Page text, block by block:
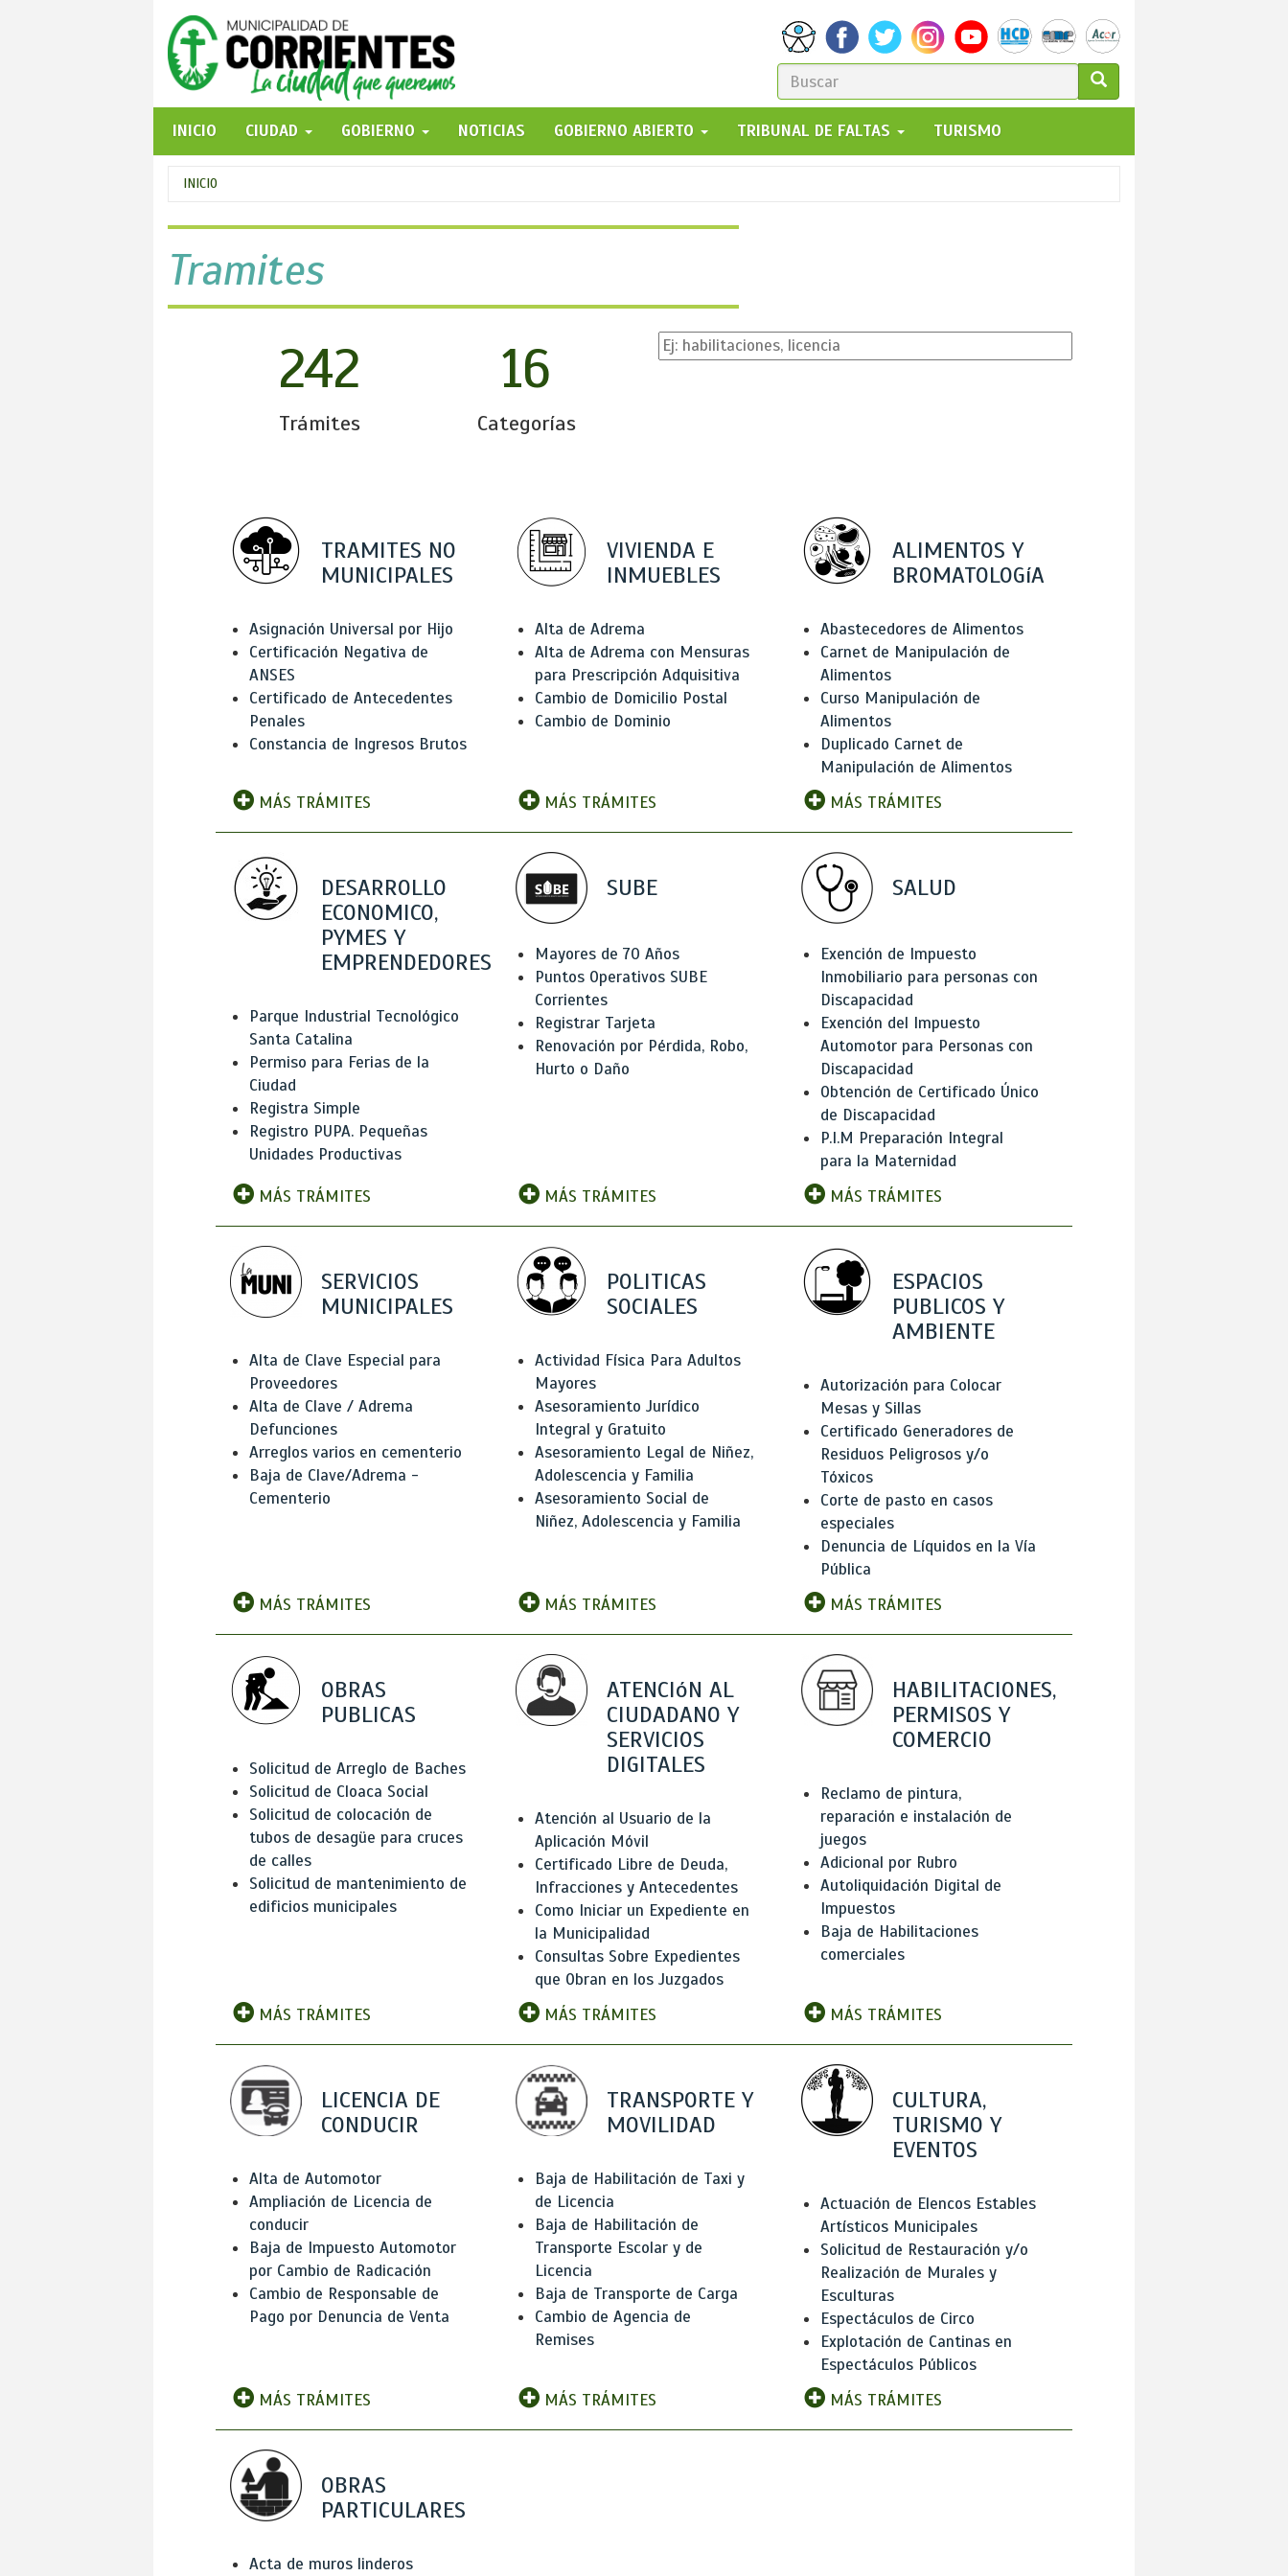
FORMULARIO
DE
BÚSQUEDA
GO!
INICIO
CIUDAD GOBIERNO NOTICIAS GOBIERNO ABIERTO TRIBUNAL DE FALTAS TURISMO
Se
encuentra
usted
aquí
INICIO
Tramites
242
Trámites
16
Categorías
TRAMITES NO
MUNICIPALES
Asignación Universal por Hijo
Certificación Negativa de
ANSES
Certificado de Antecedentes
Penales
Constancia de Ingresos Brutos
MÁS TRÁMITES
VIVIENDA E
INMUEBLES
Alta de Adrema
Alta de Adrema con Mensuras
para Prescripción Adquisitiva
Cambio de Domicilio Postal
Cambio de Dominio
MÁS TRÁMITES
ALIMENTOS Y
BROMATOLOGíA
Abastecedores de Alimentos
Carnet de Manipulación de
Alimentos
Curso Manipulación de
Alimentos
Duplicado Carnet de
Manipulación de Alimentos
MÁS TRÁMITES
DESARROLLO
ECONOMICO,
PYMES Y
EMPRENDEDORES
Parque Industrial Tecnológico
Santa Catalina
Permiso para Ferias de la
Ciudad
Registra Simple
Registro PUPA. Pequeñas
Unidades Productivas
MÁS TRÁMITES
SUBE
Mayores de 70 Años
Puntos Operativos SUBE
Corrientes
Registrar Tarjeta
Renovación por Pérdida, Robo,
Hurto o Daño
MÁS TRÁMITES
SALUD
Exención de Impuesto
Inmobiliario para personas con
Discapacidad
Exención del Impuesto
Automotor para Personas con
Discapacidad
Obtención de Certificado Único
de Discapacidad
P.I.M Preparación Integral
para la Maternidad
MÁS TRÁMITES
SERVICIOS
MUNICIPALES
Alta de Clave Especial para
Proveedores
Alta de Clave / Adrema
Defunciones
Arreglos varios en cementerio
Baja de Clave/Adrema -
Cementerio
MÁS TRÁMITES
POLITICAS
SOCIALES
Actividad Física Para Adultos
Mayores
Asesoramiento Jurídico
Integral y Gratuito
Asesoramiento Legal de Niñez,
Adolescencia y Familia
Asesoramiento Social de
Niñez, Adolescencia y Familia
MÁS TRÁMITES
ESPACIOS
PUBLICOS Y
AMBIENTE
Autorización para Colocar
Mesas y Sillas
Certificado Generadores de
Residuos Peligrosos y/o
Tóxicos
Corte de pasto en casos
especiales
Denuncia de Líquidos en la Vía
Pública
MÁS TRÁMITES
OBRAS
PUBLICAS
Solicitud de Arreglo de Baches
Solicitud de Cloaca Social
Solicitud de colocación de
tubos de desagüe para cruces
de calles
Solicitud de mantenimiento de
edificios municipales
MÁS TRÁMITES
ATENCIóN AL
CIUDADANO Y
SERVICIOS
DIGITALES
Atención al Usuario de la
Aplicación Móvil
Certificado Libre de Deuda,
Infracciones y Antecedentes
Como Iniciar un Expediente en
la Municipalidad
Consultas Sobre Expedientes
que Obran en los Juzgados
MÁS TRÁMITES
HABILITACIONES,
PERMISOS Y
COMERCIO
Reclamo de pintura,
reparación e instalación de
juegos
Adicional por Rubro
Autoliquidación Digital de
Impuestos
Baja de Habilitaciones
comerciales
MÁS TRÁMITES
LICENCIA DE
CONDUCIR
Alta de Automotor
Ampliación de Licencia de
conducir
Baja de Impuesto Automotor
por Cambio de Radicación
Cambio de Responsable de
Pago por Denuncia de Venta
MÁS TRÁMITES
TRANSPORTE Y
MOVILIDAD
Baja de Habilitación de Taxi y
de Licencia
Baja de Habilitación de
Transporte Escolar y de
Licencia
Baja de Transporte de Carga
Cambio de Agencia de
Remises
MÁS TRÁMITES
CULTURA,
TURISMO Y
EVENTOS
Actuación de Elencos Estables
Artísticos Municipales
Solicitud de Restauración y/o
Realización de Murales y
Esculturas
Espectáculos de Circo
Explotación de Cantinas en
Espectáculos Públicos
MÁS TRÁMITES
OBRAS
PARTICULARES
Acta de muros linderos